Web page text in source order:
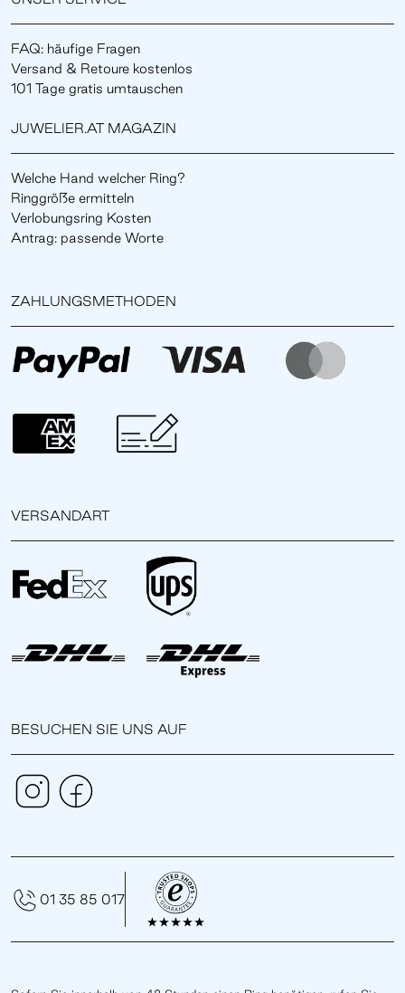
FAQ: häufige Fragen
Versand & Retoure kostenlos
101 Tage gratis umtauschen
JUWELIER.AT MAGAZIN
Welche Hand welcher Ring?
Ringgröße ermitteln
Verlobungsring Kosten
Antrag: passende Worte
ZAHLUNGSMETHODEN
VERSANDART
BESUCHEN SIE UNS AUF
01 35 85 017